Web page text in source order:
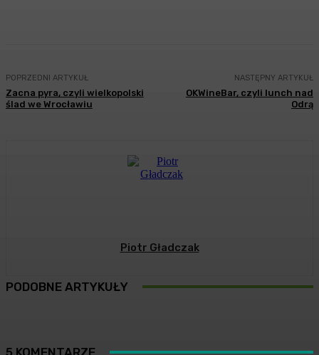
POPRZEDNI ARTYKUŁ
Zacna pyra, czyli wielkopolski
ślad we Wrocławiu
NASTĘPNY ARTYKUŁ
OKWineBar, czyli lunch nad
Odrą
Piotr Gładczak
PODOBNE ARTYKUŁY